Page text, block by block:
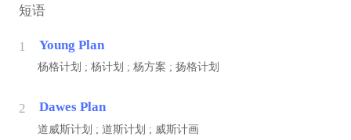
短语
1 Young Plan
杨格计划 ; 杨计划 ; 杨方案 ; 扬格计划
2 Dawes Plan
道威斯计划 ; 道斯计划 ; 威斯计画